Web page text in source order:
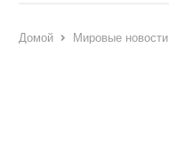
Домой Мировые новости